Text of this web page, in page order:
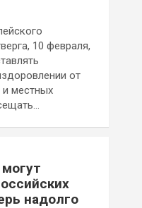
10 февраля,
от
и местных
надолго